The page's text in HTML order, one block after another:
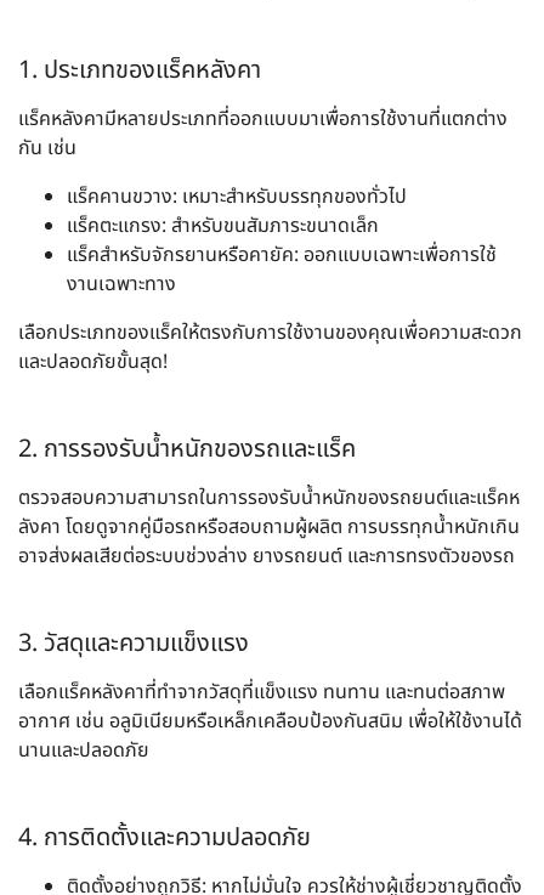
1. ประเภทของแร็คหลังคา
แร็คหลังคามีหลายประเภทที่ออกแบบมาเพื่อการใช้งานที่แตกต่าง
กัน เช่น
แร็คคานขวาง: เหมาะสำหรับบรรทุกของทั่วไป
แร็คตะแกรง: สำหรับขนสัมภาระขนาดเล็ก
แร็คสำหรับจักรยานหรือคายัค: ออกแบบเฉพาะเพื่อการใช้
งานเฉพาะทาง
เลือกประเภทของแร็คให้ตรงกับการใช้งานของคุณเพื่อความสะดวก
และปลอดภัยขั้นสุด!
2. การรองรับน้ำหนักของรถและแร็ค
ตรวจสอบความสามารถในการรองรับน้ำหนักของรถยนต์และแร็คห
ลังคา โดยดูจากคู่มือรถหรือสอบถามผู้ผลิต การบรรทุกน้ำหนักเกิน
อาจส่งผลเสียต่อระบบช่วงล่าง ยางรถยนต์ และการทรงตัวของรถ
3. วัสดุและความแข็งแรง
เลือกแร็คหลังคาที่ทำจากวัสดุที่แข็งแรง ทนทาน และทนต่อสภาพ
อากาศ เช่น อลูมิเนียมหรือเหล็กเคลือบป้องกันสนิม เพื่อให้ใช้งานได้
นานและปลอดภัย
4. การติดตั้งและความปลอดภัย
ติดตั้งอย่างถูกวิธี: หากไม่มั่นใจ ควรให้ช่างผู้เชี่ยวชาญติดตั้ง